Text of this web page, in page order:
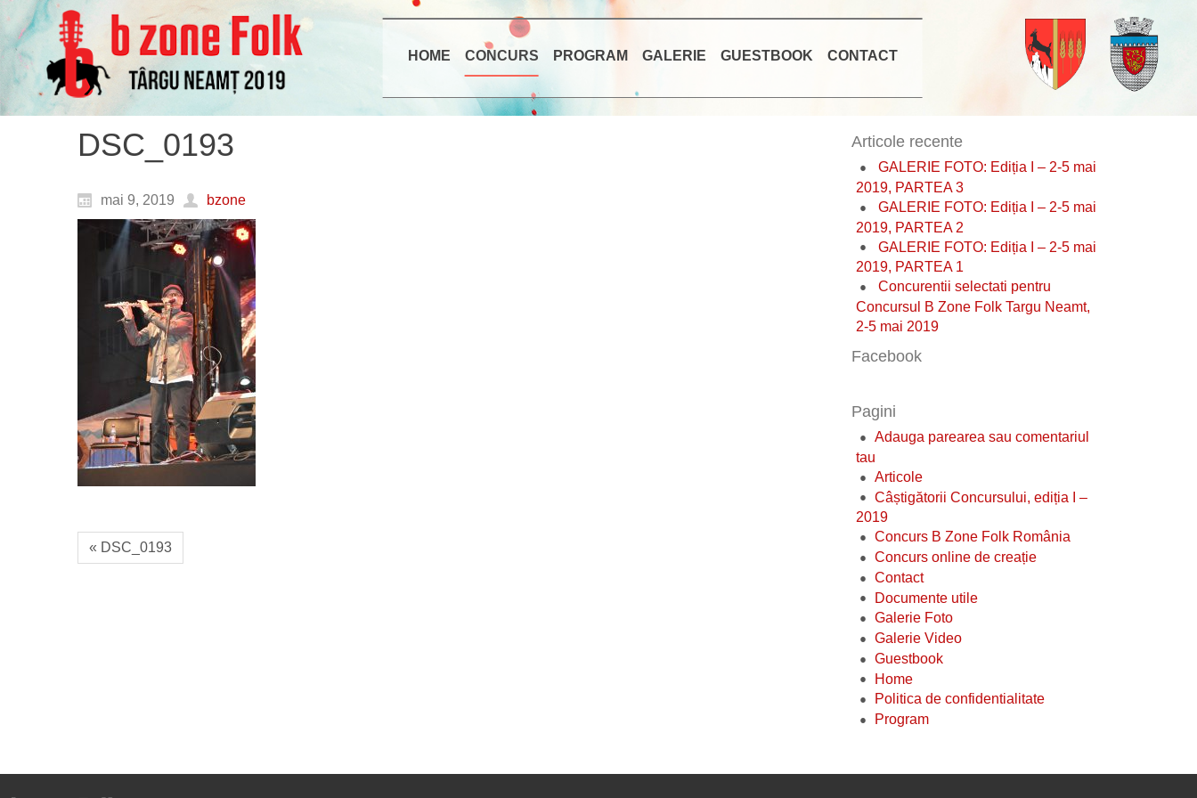
HOME CONCURS PROGRAM GALERIE GUESTBOOK CONTACT
DSC_0193
mai 9, 2019 bzone
« DSC_0193
Articole recente
GALERIE FOTO: Ediția I – 2-5 mai
2019, PARTEA 3
GALERIE FOTO: Ediția I – 2-5 mai
2019, PARTEA 2
GALERIE FOTO: Ediția I – 2-5 mai
2019, PARTEA 1
Concurentii selectati pentru
Concursul B Zone Folk Targu Neamt,
2-5 mai 2019
Facebook
Pagini
Adauga parearea sau comentariul
tau
Articole
Câștigătorii Concursului, ediția I –
2019
Concurs B Zone Folk România
Concurs online de creație
Contact
Documente utile
Galerie Foto
Galerie Video
Guestbook
Home
Politica de confidentialitate
Program